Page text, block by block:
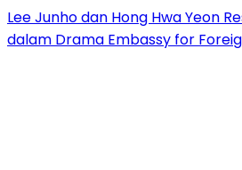
Lee Junho dan Hong Hwa Yeon
dalam Drama Embassy for